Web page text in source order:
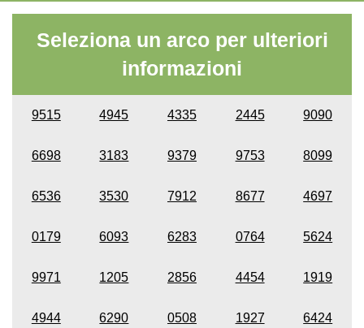
Seleziona un arco per ulteriori
informazioni
9515 4945 4335 2445 9090
6698 3183 9379 9753 8099
6536 3530 7912 8677 4697
0179 6093 6283 0764 5624
9971 1205 2856 4454 1919
4944 6290 0508 1927 6424